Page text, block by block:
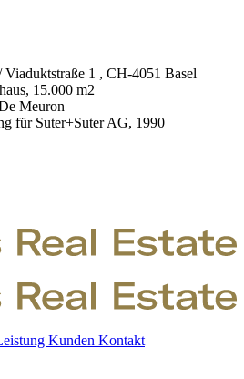
Viaduktstraße 1 , CH-4051 Basel
15.000 m2
Meuron
für Suter+Suter AG, 1990
Kunden Kontakt